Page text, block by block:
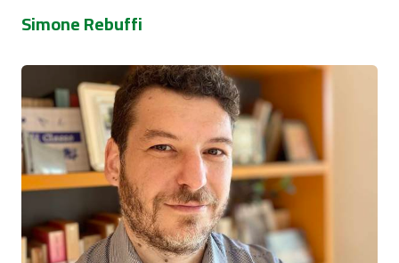
Simone Rebuffi